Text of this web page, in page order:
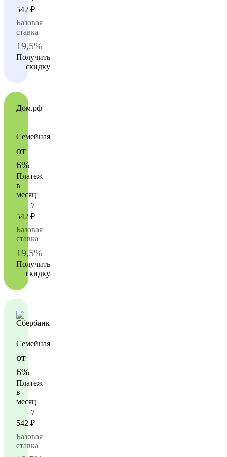
542 ₽
Базовая
ставка
19,5%
Получить
скидку
Дом.рф
Семейная
от
6%
Платеж
в
месяц
7
542 ₽
Базовая
ставка
19,5%
Получить
скидку
Семейная
от
6%
Платеж
в
месяц
7
542 ₽
Базовая
ставка